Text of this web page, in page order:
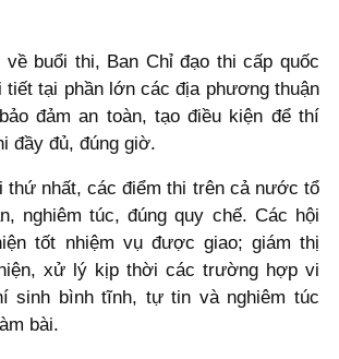
về buổi thi, Ban Chỉ đạo thi cấp quốc
tiết tại phần lớn các địa phương thuận
đảm an toàn, tạo điều kiện để thí
đầy đủ, đúng giờ.
thứ nhất, các điểm thi trên cả nước tổ
nghiêm túc, đúng quy chế. Các hội
tốt nhiệm vụ được giao; giám thị
xử lý kịp thời các trường hợp vi
sinh bình tĩnh, tự tin và nghiêm túc
bài.